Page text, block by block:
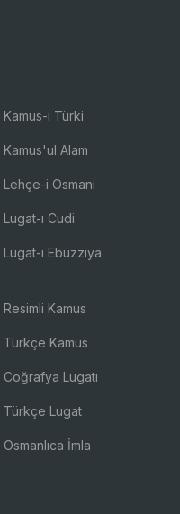
Kamus-ı Türki
Kamus'ul Alam
Lehçe-i Osmani
Lugat-ı Cudi
Lugat-ı Ebuzziya
Resimli Kamus
Türkçe Kamus
Coğrafya Lugatı
Türkçe Lugat
Osmanlıca İmla